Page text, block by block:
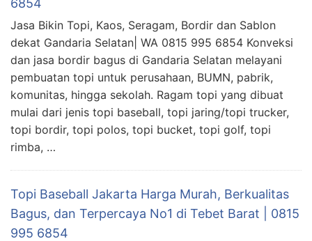
6854
Jasa Bikin Topi, Kaos, Seragam, Bordir dan Sablon
dekat Gandaria Selatan| WA 0815 995 6854 Konveksi
dan jasa bordir bagus di Gandaria Selatan melayani
pembuatan topi untuk perusahaan, BUMN, pabrik,
komunitas, hingga sekolah. Ragam topi yang dibuat
mulai dari jenis topi baseball, topi jaring/topi trucker,
topi bordir, topi polos, topi bucket, topi golf, topi
rimba, …
Topi Baseball Jakarta Harga Murah, Berkualitas
Bagus, dan Terpercaya No1 di Tebet Barat | 0815
995 6854